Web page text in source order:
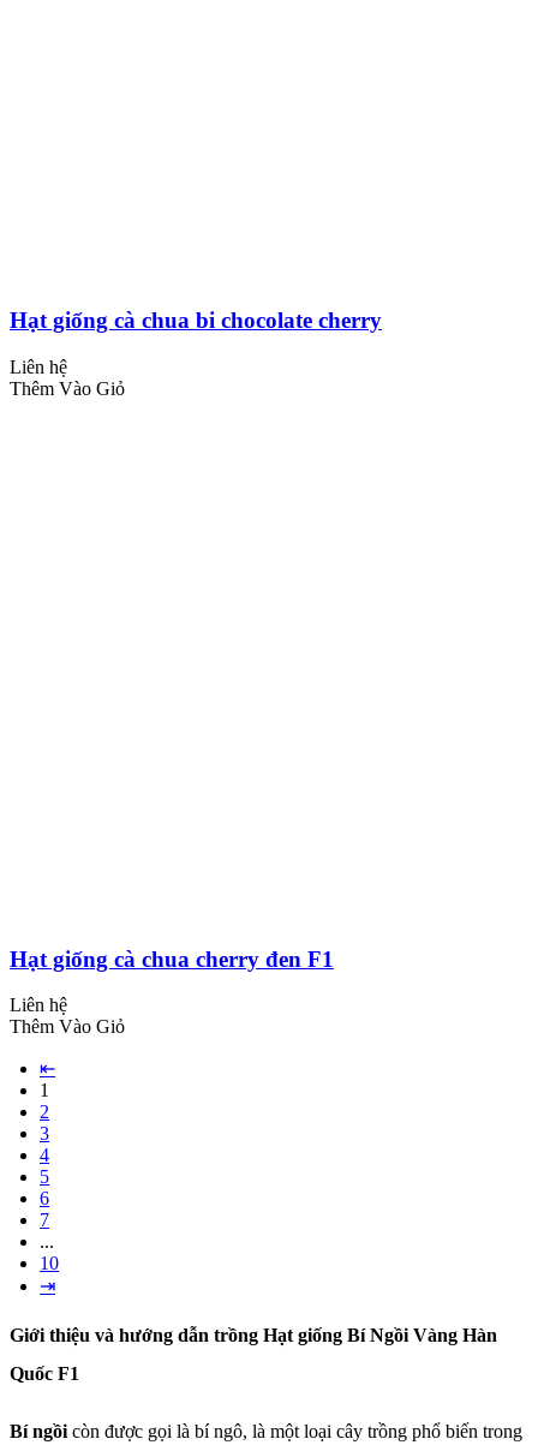
Hạt giống cà chua bi chocolate cherry
Liên hệ
Thêm Vào Giỏ
Hạt giống cà chua cherry đen F1
Liên hệ
Thêm Vào Giỏ
⇤
1
2
3
4
5
6
7
...
10
⇥
Giới thiệu và hướng dẫn trồng Hạt giống Bí Ngồi Vàng Hàn
Quốc F1
Bí ngồi còn được gọi là bí ngô, là một loại cây trồng phổ biến trong